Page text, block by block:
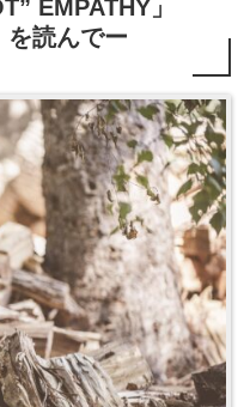
EMPATHY」
を読んでー